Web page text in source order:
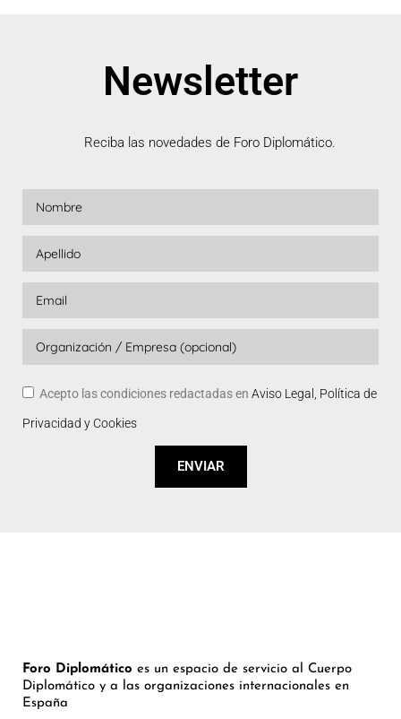
Newsletter
Reciba las novedades de Foro Diplomático.
Acepto las condiciones redactadas en Aviso Legal, Política de
Privacidad y Cookies
ENVIAR
Foro Diplomático es un espacio de servicio al Cuerpo
Diplomático y a las organizaciones internacionales en
España